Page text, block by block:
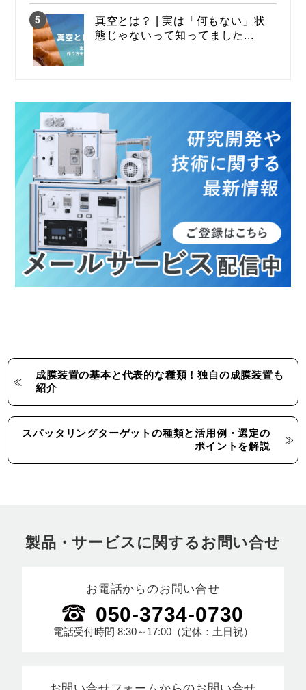
真空とは？ | 実は「何もない」状
態じゃないって知ってました...
成膜装置の基本と代表的な種類！独自の成膜装置も
紹介
スパッタリングターゲットの種類と活用例・選定の
ポイントを解説
製品・サービスに関するお問い合せ
お電話からのお問い合せ
050-3734-0730
電話受付時間 8:30～17:00（定休：土日祝）